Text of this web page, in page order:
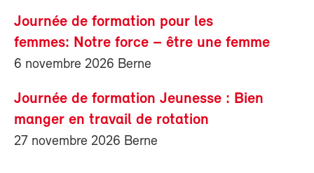
Journée de formation pour les
femmes: Notre force – être une femme
6 novembre 2026 Berne
Journée de formation Jeunesse : Bien
manger en travail de rotation
27 novembre 2026 Berne